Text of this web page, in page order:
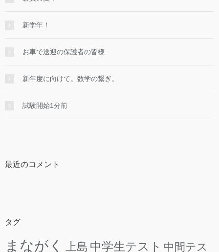
新学年！
お車で送迎の保護者の皆様
新年度に向けて。数学の繋ぎ。
試験開始1分前
最近のコメント
タグ
まながく 上島 中学生テスト 中間テス